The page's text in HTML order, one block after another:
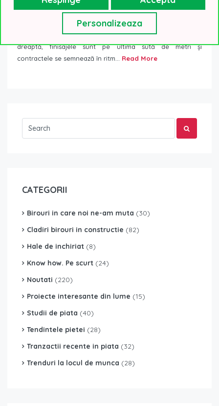
BCR
Tranzactii recente in piata
Proiectul Business Garden Bucharest a intrat în linie
dreaptă, finisajele sunt pe ultima sută de metri și
contractele se semnează în ritm... Read More
CATEGORII
Birouri in care noi ne-am muta (30)
Cladiri birouri in constructie (82)
Hale de inchiriat (8)
Know how. Pe scurt (24)
Noutati (220)
Proiecte interesante din lume (15)
Studii de piata (40)
Tendintele pietei (28)
Tranzactii recente in piata (32)
Trenduri la locul de munca (28)
Personalizeaza